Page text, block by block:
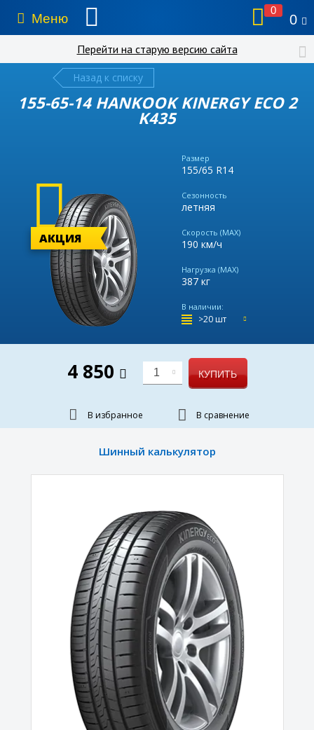
Меню
0
0
Перейти на старую версию сайта
Назад к списку
155-65-14 HANKOOK KINERGY ECO 2
K435
Размер
155/65 R14
Сезонность
летняя
Скорость (MAX)
190 км/ч
Нагрузка (MAX)
387 кг
В наличии:
>20 шт
АКЦИЯ
4 850 1 КУПИТЬ
В избранное В сравнение
Шинный калькулятор